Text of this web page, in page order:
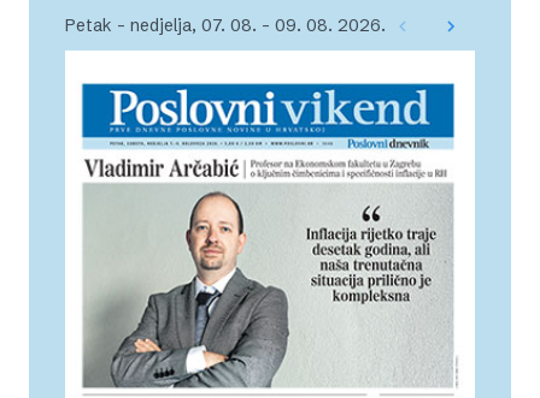
Petak – nedjelja, 07. 08. – 09. 08. 2026.